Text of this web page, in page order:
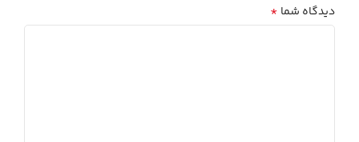
دیدگاه شما *